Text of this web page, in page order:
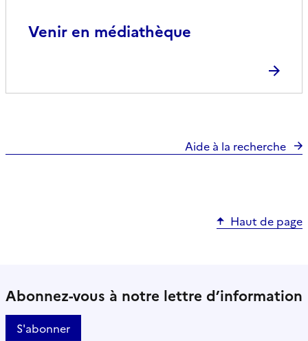
Venir en médiathèque
Aide à la recherche
Haut de page
Abonnez-vous à notre lettre d’information
S'abonner